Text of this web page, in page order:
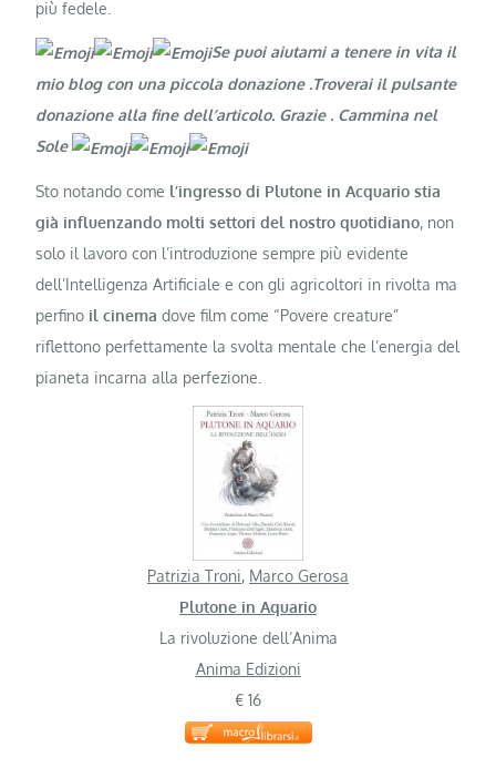
più fedele.
Se puoi aiutami a tenere in vita il
mio blog con una piccola donazione .Troverai il pulsante
donazione alla fine dell’articolo. Grazie. Cammina nel
Sole
Sto notando come l’ingresso di Plutone in Acquario stia
già influenzando molti settori del nostro quotidiano, non
solo il lavoro con l’introduzione sempre più evidente
dell’Intelligenza Artificiale e con gli agricoltori in rivolta ma
perfino il cinema dove film come “Povere creature”
riflettono perfettamente la svolta mentale che l’energia del
pianeta incarna alla perfezione.
Patrizia Troni, Marco Gerosa
Plutone in Aquario
La rivoluzione dell’Anima
Anima Edizioni
€ 16